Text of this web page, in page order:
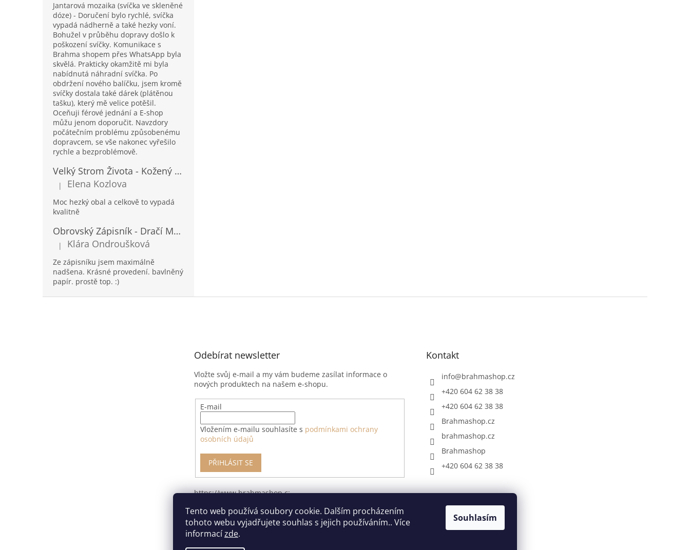
Tento web používá soubory cookie. Dalším procházením
tohoto webu vyjadřujete souhlas s jejich používáním.. Více
informacízde.
Souhlasím
Jantarová mozaika (svíčka ve skleněné
dóze) - Doručení bylo rychlé, svíčka
vypadá nádherně a také hezky voní.
Bohužel v průběhu dopravy došlo k
poškození svíčky. Komunikace s
Brahma shopem přes WhatsApp byla
skvělá. Prakticky okamžitě mi byla
nabídnutá náhradní svíčka. Po
obdržení nového balíčku, jsem kromě
svíčky dostala také dárek (plátěnou
tašku), který mě velice potěšil.
Oceňuji férové jednání a E-shop
můžu jenom doporučit. Navzdory
počátečním problému způsobenému
dopravcem, se vše nakonec vyřešilo
rychle a bezproblémově.
Velký Strom Života - Kožený Zápisník se Šňůrkou a Kamínkem - 20x16x2cm - 160 Stran
Hodnocení produktu je 5 z 5 hvězdiček.
| Elena Kozlova
Moc hezký obal a celkově to vypadá
kvalitně
Obrovský Zápisník - Dračí Mandala s Chakra Kameny - 100 Stran - 25x34cm
Hodnocení produktu je 5 z 5 hvězdiček.
| Klára Ondroušková
Ze zápisníku jsem maximálně
nadšena. Krásné provedení. bavlněný
papír. prostě top. :)
Odebírat newsletter
Vložte svůj e-mail a my vám budeme zasílat informace o
nových produktech na našem e-shopu.
E-mail
Vložením e-mailu souhlasíte s podmínkami ochrany
osobních údajů
PŘIHLÁSIT SE
Kontakt
info@brahmashop.cz
+420 604 62 38 38
+420 604 62 38 38
Brahmashop.cz
brahmashop.cz
Brahmashop
+420 604 62 38 38
https://www.brahmashop.cz/formular-
smlouvy/